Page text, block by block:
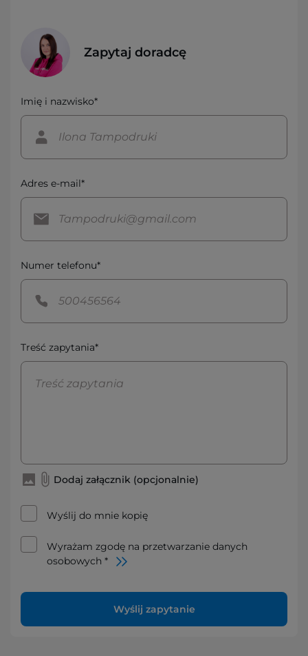
Zapytaj doradcę
Imię i nazwisko*
Adres e-mail*
Numer telefonu*
Treść zapytania*
Dodaj załącznik (opcjonalnie)
Wyślij do mnie kopię
Wyrażam zgodę na przetwarzanie danych
osobowych *
Wyślij zapytanie